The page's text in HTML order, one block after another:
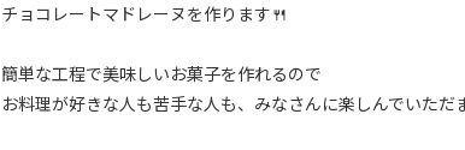
チョコレートマドレーヌを作ります🍴
簡単な工程で美味しいお菓子を作れるので
お料理が好きな人も苦手な人も、みなさんに楽しんでいただ